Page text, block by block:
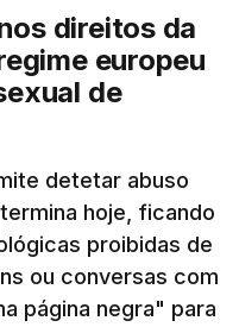
direitos da
europeu
de
detetar abuso
hoje, ficando
proibidas de
ou conversas com
página negra" para